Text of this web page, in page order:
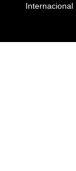
Internacional